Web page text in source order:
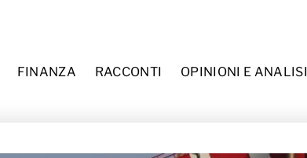
FINANZA RACCONTI OPINIONI E ANALISI